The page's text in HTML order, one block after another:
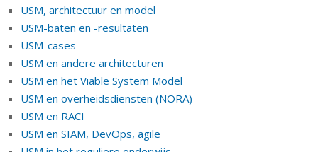
USM, architectuur en model
USM-baten en -resultaten
USM-cases
USM en andere architecturen
USM en het Viable System Model
USM en overheidsdiensten (NORA)
USM en RACI
USM en SIAM, DevOps, agile